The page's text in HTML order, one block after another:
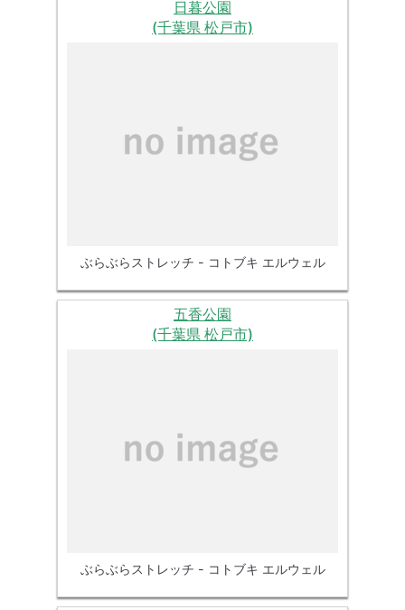
日暮公園
(千葉県 松戸市)
ぶらぶらストレッチ - コトブキ エルウェル
五香公園
(千葉県 松戸市)
ぶらぶらストレッチ - コトブキ エルウェル